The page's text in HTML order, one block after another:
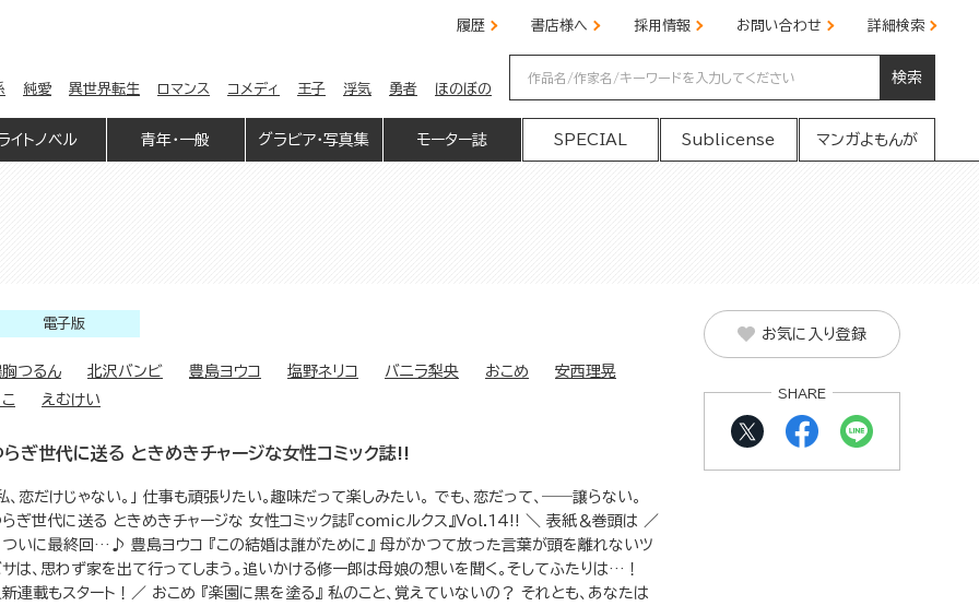
履歴 書店様へ 採用情報 お問い合わせ 詳細検索
純愛 異世界転生 ロマンス コメディ 王子 浮気 勇者 ほのぼの
検索
イトノベル 青年・一般 グラビア・写真集 モーター誌 SPECIAL Sublicense マンガよもんが
電子版
つるん 北沢バンビ 豊島ヨウコ 塩野ネリコ バニラ梨央 おこめ
安西理晃
えむけい
らぎ世代に送る ときめきチャージな女性コミック誌!!
、恋だけじゃない。」 仕事も頑張りたい。趣味だって楽しみたい。 でも、恋だって、――譲らない。
ぎ世代に送る ときめきチャージな 女性コミック誌『comicルクス』Vol.14!! ＼ 表紙＆巻頭は ／
いに最終回…♪ 豊島ヨウコ 『この結婚は誰がために』 母がかつて放った言葉が頭を離れないツ
は、思わず家を出て行ってしまう。追いかける修一郎は母娘の想いを聞く。そしてふたりは…！
連載もスタート！／ おこめ 『楽園に黒を塗る』 私のこと、覚えていないの？ それとも、あなたは
お気に入り登録
SHARE